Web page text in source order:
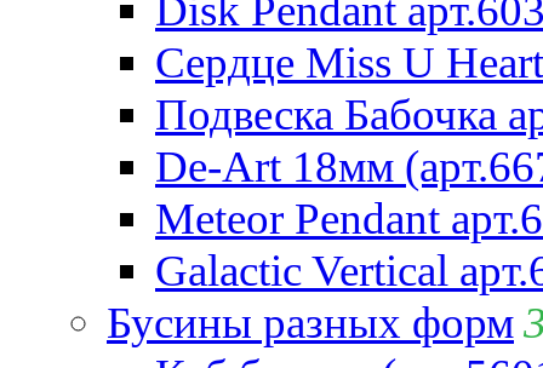
Сердце Miss U
Подвеска Бабочка
De-Art 18мм
Meteor Pendant
Galactic Vertical
Бусины разных форм